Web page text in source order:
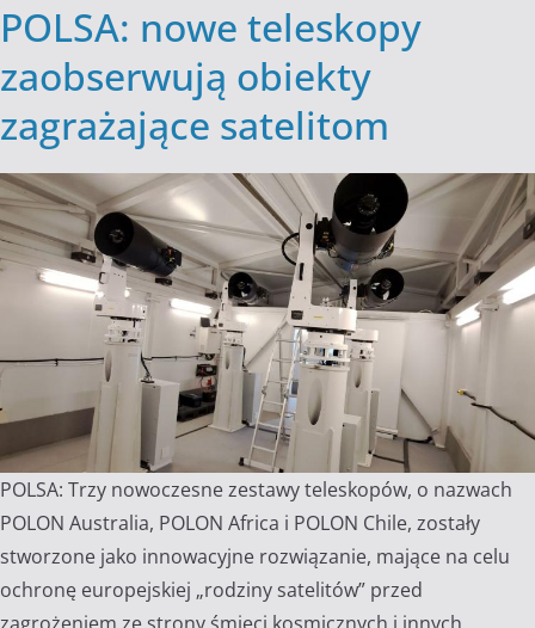
POLSA: nowe teleskopy
zaobserwują obiekty
zagrażające satelitom
POLSA: Trzy nowoczesne zestawy teleskopów, o nazwach
POLON Australia, POLON Africa i POLON Chile, zostały
stworzone jako innowacyjne rozwiązanie, mające na celu
ochronę europejskiej „rodziny satelitów” przed